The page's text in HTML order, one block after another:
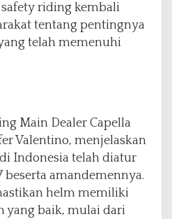
riding kembali
tentang pentingnya
telah memenuhi
Main Dealer Capella
Valentino, menjelaskan
Indonesia telah diatur
beserta amandemennya.
helm memiliki
yang baik, mulai dari